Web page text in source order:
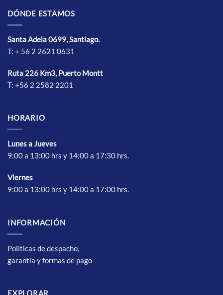
DÓNDE ESTAMOS
Santa Adela 0699, Santiago.
T: + 56 2 2621 0631
Ruta 226 Km3, Puerto Montt
T: +56 2 2582 2201
HORARIO
Lunes a Jueves
9:00 a 13:00 hrs y 14:00 a 17:30 hrs.
Viernes
9:00 a 13:00 hrs y 14:00 a 17:00 hrs.
INFORMACIÓN
Políticas de despacho,
garantía y formas de pago